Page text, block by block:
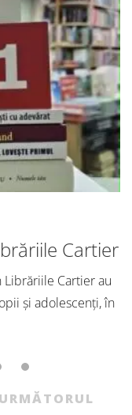
Cartier
Cartier au
și adolescenți, în
URMĂTORUL